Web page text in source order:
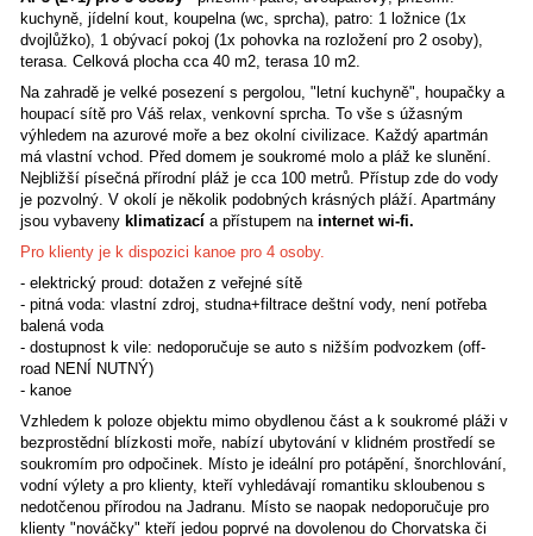
Primoštenem). Typ dovolené je "robinzonáda", tzn. pro
hledají naprostý klid a soukromí v nedotčené přírodě s
azurovým mořem. Od vily cca 100 metrů jsou v zátoce
podobné objekty.
Ubytování je vhodné pro větší skupiny, či rodiny ve 3
zařízených apartmánech:
AP1 (4+1) pro 5 osob- přízemí, 2 ložnice (2x dvojlůžko),
jídelní kout, 1 obývací pokoj (1x pohovka na rozložení),
sprcha), velká terasa a nádherným výhledem na moře.
cca 50 m2, terasa 20 m2.
AP2 (4+1) pro 5 osob- patro, 2 ložnice (1x dvojlůžko, 2x
kuchyně, jídelní kout, 1 obývací pokoj (1x pohovka na
koupelna (wc, sprcha), velká terasa a nádherným
Celková plocha cca 50 m2, terasa 20 m2.
AP3 (2+1) pro 3 osoby- přízemí+patro, dvoupatrový,
kuchyně, jídelní kout, koupelna (wc, sprcha), patro: 1
dvojlůžko), 1 obývací pokoj (1x pohovka na rozložení pro 2
terasa. Celková plocha cca 40 m2, terasa 10 m2.